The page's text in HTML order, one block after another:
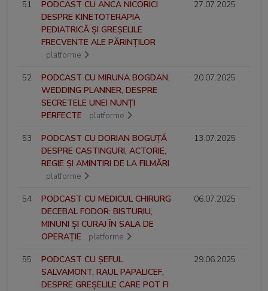
51
PODCAST CU ANCA NICORICI
DESPRE KINETOTERAPIA
PEDIATRICĂ ȘI GREȘELILE
FRECVENTE ALE PĂRINȚILOR
platforme
27.07.2025
52
PODCAST CU MIRUNA BOGDAN,
WEDDING PLANNER, DESPRE
SECRETELE UNEI NUNȚI
PERFECTE
platforme
20.07.2025
53
PODCAST CU DORIAN BOGUȚĂ
DESPRE CASTINGURI, ACTORIE,
REGIE ȘI AMINTIRI DE LA FILMĂRI
platforme
13.07.2025
54
PODCAST CU MEDICUL CHIRURG
DECEBAL FODOR: BISTURIU,
MINUNI ȘI CURAJ ÎN SALA DE
OPERAȚIE
platforme
06.07.2025
55
PODCAST CU ȘEFUL
SALVAMONT, RAUL PAPALICEF,
DESPRE GREȘELILE CARE POT FI
29.06.2025